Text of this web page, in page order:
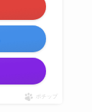
ポチップ